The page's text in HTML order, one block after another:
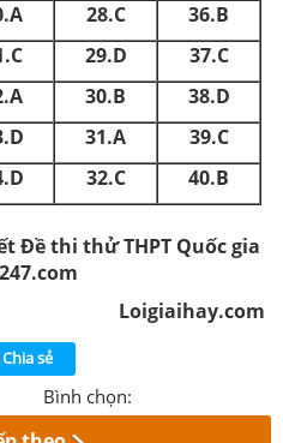
28.C
36.B
29.D
37.C
30.B
38.D
31.A
39.C
32.C 40.B
Đề thi thử THPT Quốc gia
Loigiaihay.com
Chia sẻ
Bình chọn: